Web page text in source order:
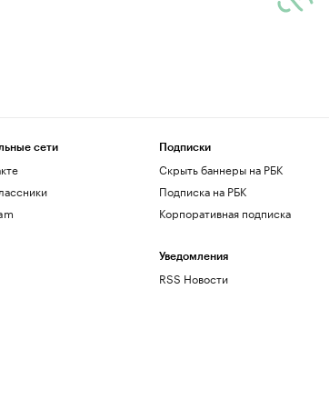
сети Подписки
Скрыть баннеры на РБК
Подписка на РБК
Корпоративная подписка
Уведомления
RSS Новости